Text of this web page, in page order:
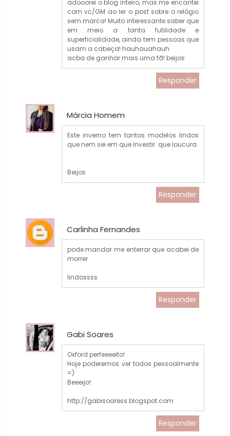
adooorei o blog inteiro, mas me encantei
com vc/GM ao ler o post sobre o relógio
sem marca! Muito interessante saber que
em meio a tanta futilidade e
superficialidade, ainda tem pessoas que
usam a cabeça! hauhauahauh
acba de ganhar mais uma fã! beijos
Responder
Márcia Homem
Este inverno tem tantos modelos lindos
que nem sei em que investir. que loucura.
Beijos
Responder
Carlinha Fernandes
pode mandar me enterrar que acabei de
morrer
lindossss
Responder
Gabi Soares
Oxford perfeeeeito!
Hoje poderemos ver todos pessoalmente
=)
Beeeijo!
http://gabisoaress.blogspot.com
Responder